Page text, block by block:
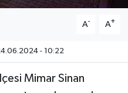
A- A+
- 10:22
Mimar Sinan